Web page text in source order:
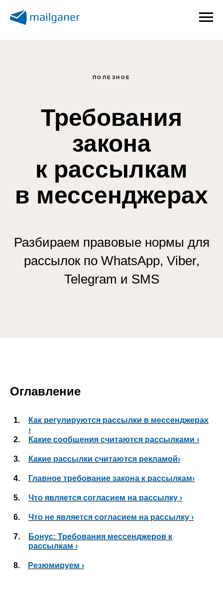
ПОЛЕЗНОЕ
Требования
закона
к рассылкам
в мессенджерах
Разбираем правовые нормы для
рассылок по WhatsApp, Viber,
Telegram и SMS
Оглавление
1.
Как регулируются рассылки в мессенджерах
›
2.
Какие сообщения считаются рассылками ›
3. Какие рассылки считаются рекламой›
4. Главное требование закона к рассылкам›
5. Что является согласием на рассылку ›
6. Что не является согласием на рассылку ›
7.
Бонус: Требования мессенджеров к
рассылкам ›
8. Резюмируем ›